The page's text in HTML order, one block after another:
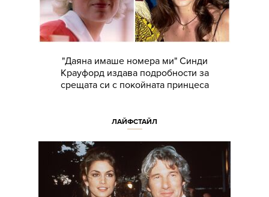
"Даяна имаше номера ми" Синди
Крауфорд издава подробности за
срещата си с покойната принцеса
ЛАЙФСТАЙЛ